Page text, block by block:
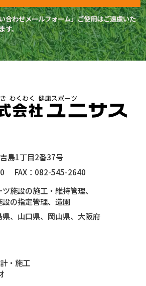
合わせメールフォーム」ご使用はご遠慮いた
す。
島1丁目2番37号
FAX： 082-545-2640
ツ施設の施工・維持管理、
設の指定管理、 造園
県、山口県、岡山県、大阪府
・施工